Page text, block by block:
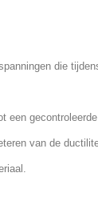
die
een
van de